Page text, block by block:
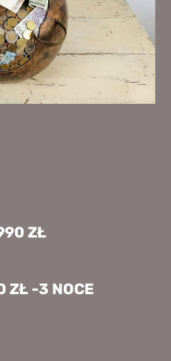
ZŁ
ZŁ -3 NOCE